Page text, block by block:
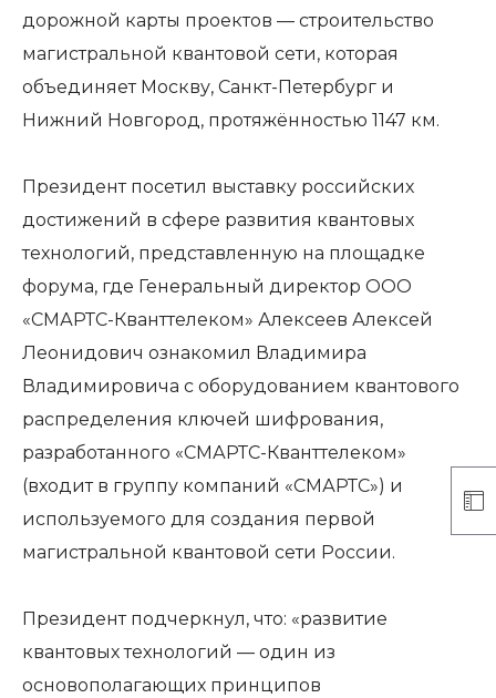
дорожной карты проектов — строительство
магистральной квантовой сети, которая
объединяет Москву, Санкт-Петербург и
Нижний Новгород, протяжённостью 1147 км.
Президент посетил выставку российских
достижений в сфере развития квантовых
технологий, представленную на площадке
форума, где Генеральный директор ООО
«СМАРТС-Кванттелеком» Алексеев Алексей
Леонидович ознакомил Владимира
Владимировича с оборудованием квантового
распределения ключей шифрования,
разработанного «СМАРТС-Кванттелеком»
(входит в группу компаний «СМАРТС») и
используемого для создания первой
магистральной квантовой сети России.
Президент подчеркнул, что: «развитие
квантовых технологий — один из
основополагающих принципов